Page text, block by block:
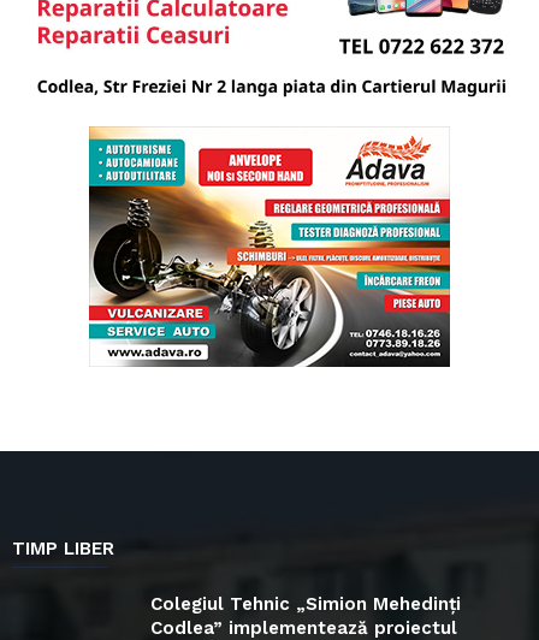
TIMP LIBER
Colegiul Tehnic „Simion Mehedinți
Codlea” implementează proiectul